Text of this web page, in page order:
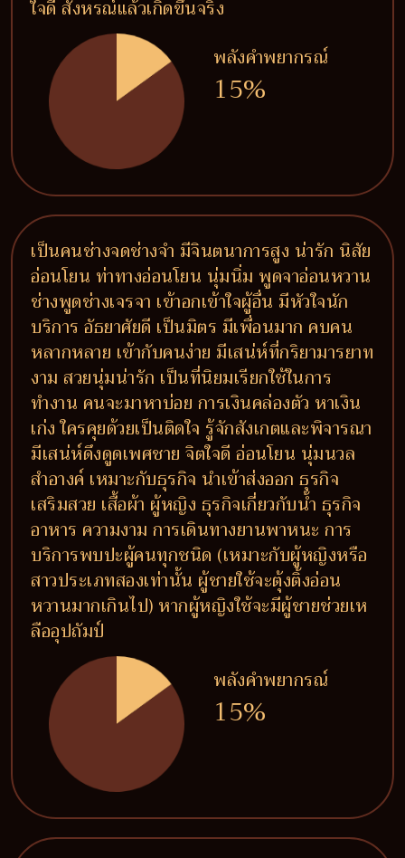
ใจดี สังหรณ์แล้วเกิดขึ้นจริง
พลังคำพยากรณ์
15%
เป็นคนช่างจดช่างจำ มีจินตนาการสูง น่ารัก นิสัย
อ่อนโยน ท่าทางอ่อนโยน นุ่มนิ่ม พูดจาอ่อนหวาน
ช่างพูดช่างเจรจา เข้าอกเข้าใจผู้อื่น มีหัวใจนัก
บริการ อัธยาศัยดี เป็นมิตร มีเพื่อนมาก คบคน
หลากหลาย เข้ากับคนง่าย มีเสน่ห์ที่กริยามารยาท
งาม สวยนุ่มน่ารัก เป็นที่นิยมเรียกใช้ในการ
ทำงาน คนจะมาหาบ่อย การเงินคล่องตัว หาเงิน
เก่ง ใครคุยด้วยเป็นติดใจ รู้จักสังเกตและพิจารณา
มีเสน่ห์ดึงดูดเพศชาย จิตใจดี อ่อนโยน นุ่มนวล
สำอางค์ เหมาะกับธุรกิจ นำเข้าส่งออก ธุรกิจ
เสริมสวย เสื้อผ้า ผู้หญิง ธุรกิจเกี่ยวกับน้ำ ธุรกิจ
อาหาร ความงาม การเดินทางยานพาหนะ การ
บริการพบปะผู้คนทุกชนิด (เหมาะกับผู้หญิงหรือ
สาวประเภทสองเท่านั้น ผู้ชายใช้จะตุ้งติ้งอ่อน
หวานมากเกินไป) หากผู้หญิงใช้จะมีผู้ชายช่วยเห
ลืออุปถัมป์
พลังคำพยากรณ์
15%